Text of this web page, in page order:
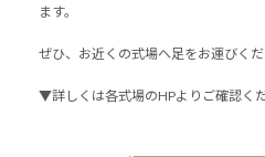
ます。
ぜひ、お近くの式場へ足をお運びくだ
▼詳しくは各式場のHPよりご確認く